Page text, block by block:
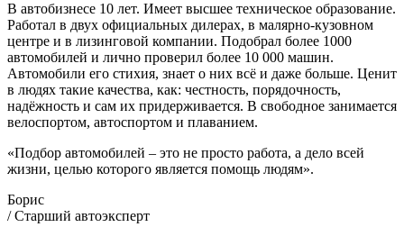
В автобизнесе 10 лет. Имеет высшее техническое образование.
Работал в двух официальных дилерах, в малярно-кузовном
центре и в лизинговой компании. Подобрал более 1000
автомобилей и лично проверил более 10 000 машин.
Автомобили его стихия, знает о них всё и даже больше. Ценит
в людях такие качества, как: честность, порядочность,
надёжность и сам их придерживается. В свободное занимается
велоспортом, автоспортом и плаванием.
«Подбор автомобилей – это не просто работа, а дело всей
жизни, целью которого является помощь людям».
Борис
/ Старший автоэксперт